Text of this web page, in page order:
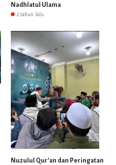
Nadhlatul Ulama
2 tahun lalu
Nuzulul Qur’an dan Peringatan